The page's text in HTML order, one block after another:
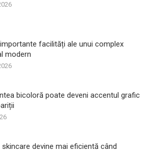
facilități ale unui complex
modern
bicoloră poate deveni accentul grafic
skincare devine mai eficientă când